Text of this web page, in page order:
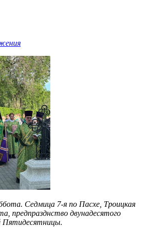
Седмица 7-я по Пасхе, Троицкая
предпразднство двунадесятого